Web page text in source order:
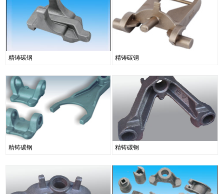
精铸碳钢 精铸碳钢
精铸碳钢 精铸碳钢